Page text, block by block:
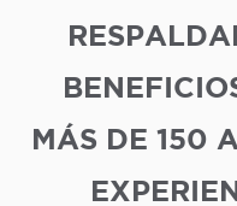
MÁS DE 150